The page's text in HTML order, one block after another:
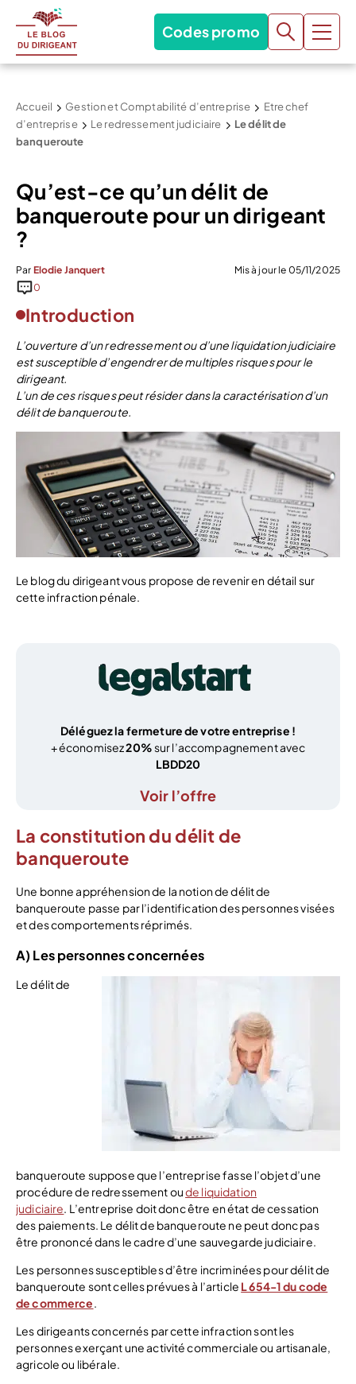
Codes promo
Accueil Gestion et Comptabilité d’entreprise
Etre chef
d’entreprise
Le redressement judiciaire
Le délit de
banqueroute
Qu’est-ce qu’un délit de
banqueroute pour un dirigeant
?
Par Elodie Janquert
Mis à jour le 05/11/2025
0
Introduction
L’ouverture d’un redressement ou d’une liquidation judiciaire
est susceptible d’engendrer de multiples risques pour le
dirigeant.
L’un de ces risques peut résider dans la caractérisation d’un
délit de banqueroute.
Le blog du dirigeant vous propose de revenir en détail sur
cette infraction pénale.
Déléguez la fermeture de votre entreprise !
+ économisez20%sur l’accompagnement avec
LBDD20
Voir l’offre
La constitution du délit de
banqueroute
Une bonne appréhension de la notion de délit de
banqueroute passe par l’identification des personnes visées
et des comportements réprimés.
A) Les personnes concernées
Le délit de
banqueroute suppose que l’entreprise fasse l’objet d’une
procédure de redressement oude liquidation
judiciaire. L’entreprise doit donc être en état de cessation
des paiements. Le délit de banqueroute ne peut donc pas
être prononcé dans le cadre d’une sauvegarde judiciaire.
Les personnes susceptibles d’être incriminées pour délit de
banqueroute sont celles prévues à l’article L 654-1 du code
de commerce.
Les dirigeants concernés par cette infraction sont les
personnes exerçant une activité commerciale ou artisanale,
agricole ou libérale.